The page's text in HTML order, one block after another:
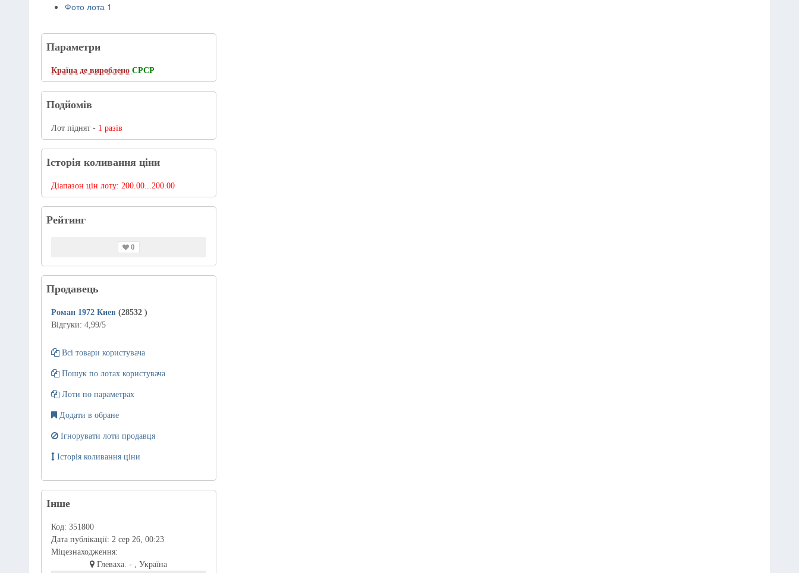
Фото лота 1
Параметри
Країна де вироблено СРСР
Подйомів
Лот піднят - 1 разів
Історія коливання ціни
Діапазон цін лоту: 200.00...200.00
Рейтинг
0
Продавець
Роман 1972 Киев (28532 )
Відгуки: 4,99/5
Всі товари користувача
Пошук по лотах користувача
Лоти по параметрах
Додати в обране
Ігнорувати лоти продавця
Історія коливання ціни
Інше
Код: 351800
Дата публікації: 2 сер 26, 00:23
Міцезнаходження:
Глеваха. - , Україна